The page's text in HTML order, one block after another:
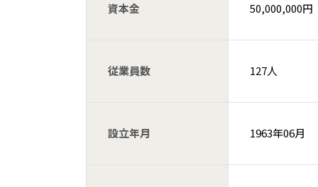
資本金 50,000,000円
従業員数 127人
設立年月 1963年06月